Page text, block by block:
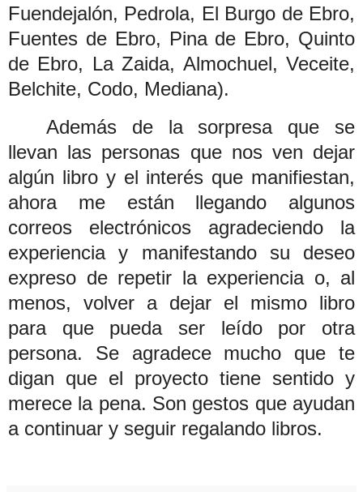
Fuendejalón, Pedrola, El Burgo de Ebro,
Fuentes de Ebro, Pina de Ebro, Quinto
de Ebro, La Zaida, Almochuel, Veceite,
Belchite, Codo, Mediana).
Además de la sorpresa que se
llevan las personas que nos ven dejar
algún libro y el interés que manifiestan,
ahora me están llegando algunos
correos electrónicos agradeciendo la
experiencia y manifestando su deseo
expreso de repetir la experiencia o, al
menos, volver a dejar el mismo libro
para que pueda ser leído por otra
persona. Se agradece mucho que te
digan que el proyecto tiene sentido y
merece la pena. Son gestos que ayudan
a continuar y seguir regalando libros.